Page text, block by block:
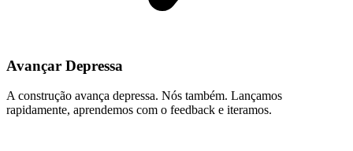
Avançar Depressa
A construção avança depressa. Nós também. Lançamos
rapidamente, aprendemos com o feedback e iteramos.